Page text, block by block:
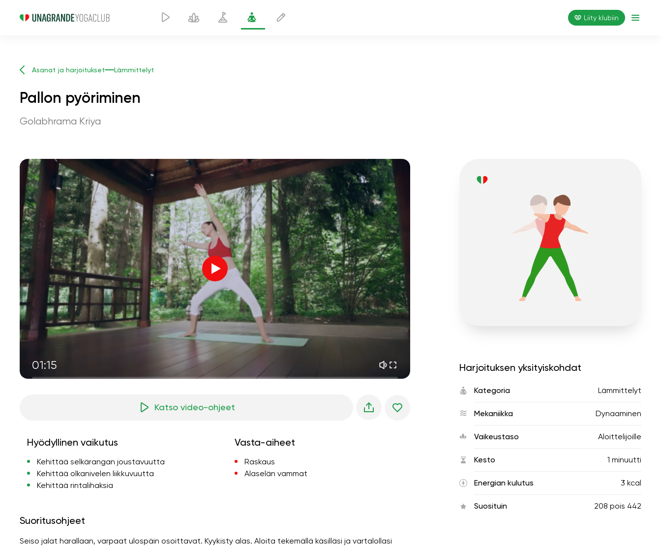
Liity klubiin
Asanat ja harjoitukset Lämmittelyt
Pallon pyöriminen
Golabhrama Kriya
01:15
Ohjaajan ääni
sielun lento 01:44
sisäinen rauha 01:27
aamun unelmat 01:34
metsän viileys 05:00
kesäsade 02:00
vuoren hiljaisuus 02:00
merituuli
tuulen ääni 02:00
Katso video-ohjeet
Hyödyllinen vaikutus
Kehittää selkärangan joustavuutta
Kehittää olkanivelen liikkuvuutta
Kehittää rintalihaksia
Vasta-aiheet
Raskaus
Alaselän vammat
Suoritusohjeet
Seiso jalat harallaan, varpaat ulospäin osoittavat. Kyykisty alas. Aloita tekemällä käsilläsi ja vartalollasi
Harjoituksen yksityiskohdat
Kategoria Lämmittelyt
Mekaniikka Dynaaminen
Vaikeustaso Aloittelijoille
Kesto 1 minuutti
Energian kulutus 3 kcal
Suosituin 208 pois 442